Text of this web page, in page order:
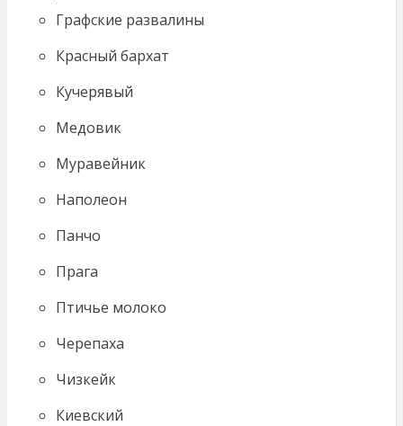
Графские развалины
Красный бархат
Кучерявый
Медовик
Муравейник
Наполеон
Панчо
Прага
Птичье молоко
Черепаха
Чизкейк
Киевский